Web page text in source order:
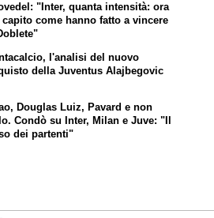
"Inter, quanta intensità: ora
capito come hanno fatto a vincere
l'analisi del nuovo
della Juventus Alajbegovic
Douglas Luiz, Pavard e non
Condò su Inter, Milan e Juve: "Il
dei partenti"